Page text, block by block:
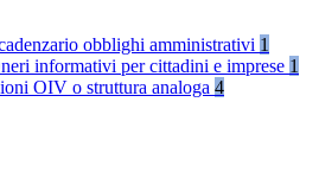
obblighi amministrativi 1
informativi per cittadini e imprese 1
OIV o struttura analoga 4